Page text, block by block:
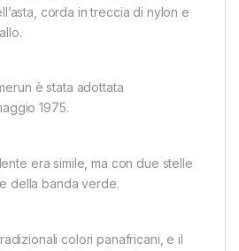
corda in treccia di nylon e
è stata adottata
1975.
era simile, ma con due stelle
della banda verde.
colori panafricani, e il